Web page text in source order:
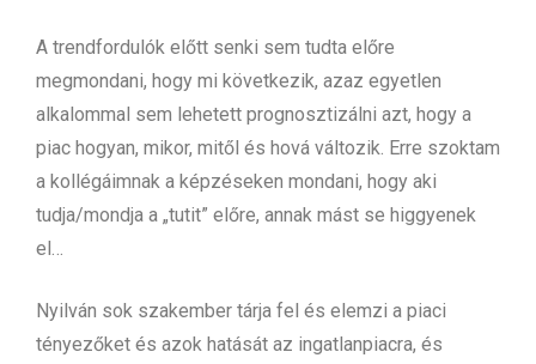
A trendfordulók előtt senki sem tudta előre
megmondani, hogy mi következik, azaz egyetlen
alkalommal sem lehetett prognosztizálni azt, hogy a
piac hogyan, mikor, mitől és hová változik. Erre szoktam
a kollégáimnak a képzéseken mondani, hogy aki
tudja/mondja a „tutit” előre, annak mást se higgyenek
el…
Nyilván sok szakember tárja fel és elemzi a piaci
tényezőket és azok hatását az ingatlanpiacra, és